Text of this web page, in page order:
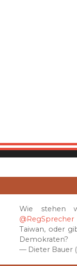
Wie
@RegSprecher
Taiwan, oder
Demokraten?
— Dieter Bauer